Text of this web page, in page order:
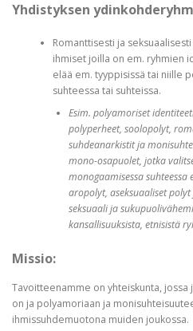
Yhdistyksen
Romanttisesti ja
ihmiset joilla on em. ryhmien
elää em. tyyppisissä tai niille
suhteessa tai suhteissa.
Esim. polyamoriset
polyperheet, soolopolyt,
suhdeanarkistit ja
mono-osapuolet, jotka
monogaamisessa
aropolyt, aseksuaaliset
seksuaali ja
kansallisuuksista, etnisistä
Missio:
Tavoitteenamme on yhteiskunta, jossa
on ja polyamoriaan ja
ihmissuhdemuotona muiden joukossa.